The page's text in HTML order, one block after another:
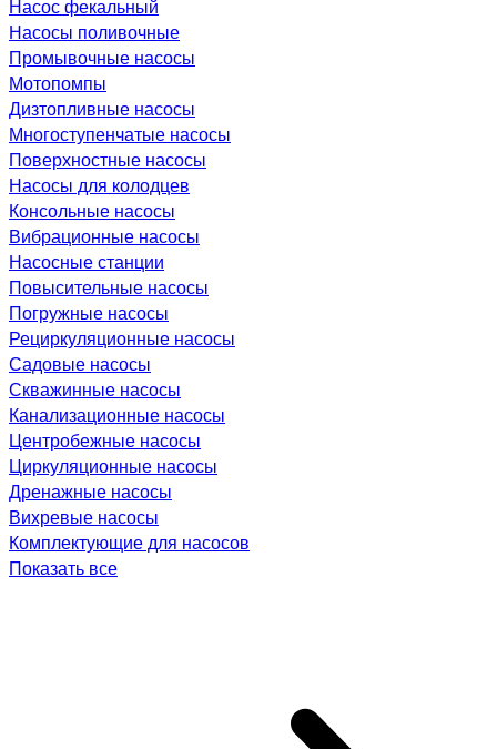
Насос фекальный
Насосы поливочные
Промывочные насосы
Мотопомпы
Дизтопливные насосы
Многоступенчатые насосы
Поверхностные насосы
Насосы для колодцев
Консольные насосы
Вибрационные насосы
Насосные станции
Повысительные насосы
Погружные насосы
Рециркуляционные насосы
Садовые насосы
Скважинные насосы
Канализационные насосы
Центробежные насосы
Циркуляционные насосы
Дренажные насосы
Вихревые насосы
Комплектующие для насосов
Показать все